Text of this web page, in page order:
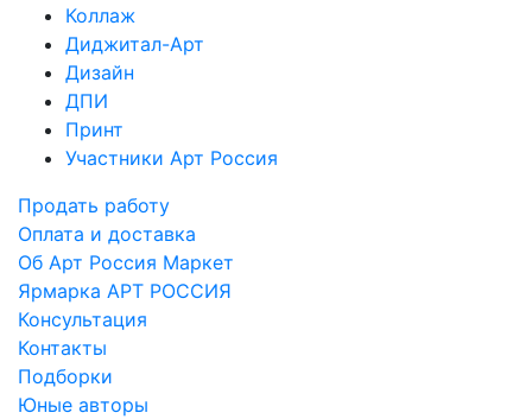
Коллаж
Диджитал-Арт
Дизайн
ДПИ
Принт
Участники Арт Россия
Продать работу
Оплата и доставка
Об Арт Россия Маркет
Ярмарка АРТ РОССИЯ
Консультация
Контакты
Подборки
Юные авторы